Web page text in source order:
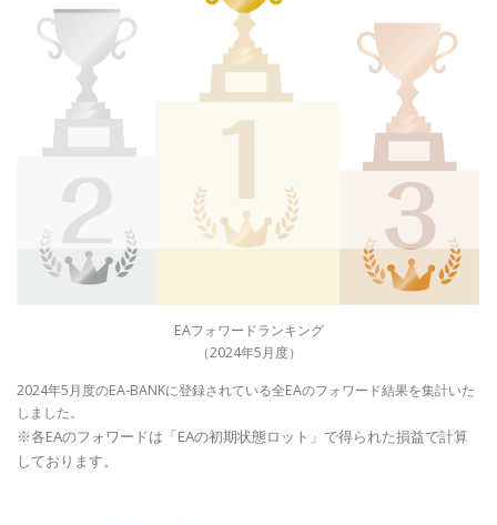
EAフォワードランキング
（2024年5月度）
2024年5月度のEA-BANKに登録されている全EAのフォワード結果を集計いた
しました。
※各EAのフォワードは「EAの初期状態ロット」で得られた損益で計算
しております。